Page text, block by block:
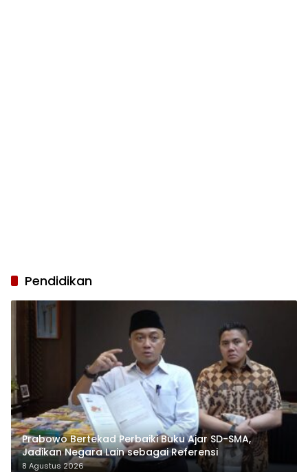
Pendidikan
Prabowo Bertekad Perbaiki Buku Ajar SD-SMA,
Jadikan Negara Lain sebagai Referensi
8 Agustus 2026